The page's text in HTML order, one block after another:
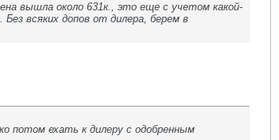
вышла около 631к., это еще с учетом какой-
всяких допов от дилера, берем в
потом ехать к дилеру с одобренным